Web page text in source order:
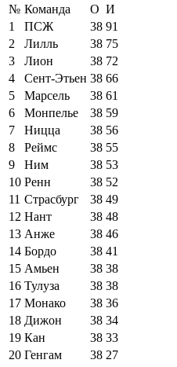
№ Команда О И
1
ПСЖ 38 91
2
Лилль 38 75
3
Лион 38 72
4
Сент-Этьен 38 66
5
Марсель 38 61
6
Монпелье 38 59
7
Ницца 38 56
8
Реймс 38 55
9
Ним 38 53
10 Ренн 38 52
11 Страсбург 38 49
12 Нант 38 48
13 Анже 38 46
14 Бордо 38 41
15 Амьен 38 38
16 Тулуза 38 38
17 Монако 38 36
18 Дижон 38 34
19 Кан 38 33
20 Генгам 38 27